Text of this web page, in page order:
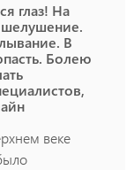
глаз! На
шелушение.
В
Болею
веке